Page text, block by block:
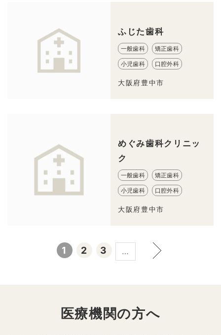
ふじた歯科
一般歯科 矯正歯科
小児歯科 口腔外科
大阪府豊中市
めぐみ歯科クリニッ
ク
一般歯科 矯正歯科
小児歯科 口腔外科
大阪府豊中市
1 2 3 …
医療機関の方へ